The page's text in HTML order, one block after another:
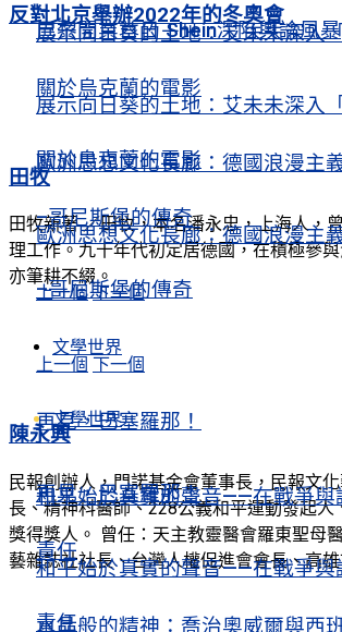
展示向日葵的土地：艾未未深入
關於烏克蘭的電影
歐洲思想文化長廊：德國浪漫主
–哥尼斯堡的傳奇
上一個 下一個
文學世界
再見，巴塞羅那！
和平始於真實的聲音——在戰爭與
責任
水晶般的精神：喬治奧威爾與西
巴黎開業首日 Shein深陷輿論風暴
展示向日葵的土地：艾未未深入
關於烏克蘭的電影
歐洲思想文化長廊：德國浪漫主
–哥尼斯堡的傳奇
上一個 下一個
文學世界
再見，巴塞羅那！
和平始於真實的聲音——在戰爭與
責任
反對北京舉辦2022年的冬奧會
田牧
田牧新著 ／田牧，本名潘永忠，上海人，
理工作。九十年代初定居德國，在積極參
亦筆耕不綴。
陳永興
民報創辦人，門諾基金會董事長，民報文
長、精神科醫師、228公義和平運動發起人
獎得獎人。 曾任：天主教靈醫會羅東聖母
藝雜誌社社長、台灣人權促進會會長、高